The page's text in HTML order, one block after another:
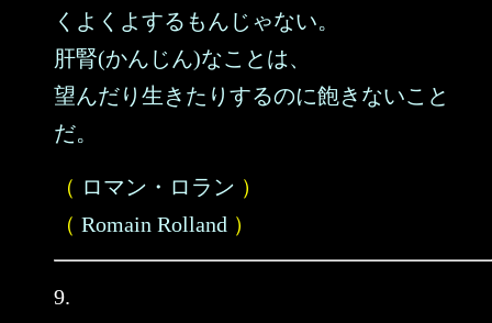
くよくよするもんじゃない。
肝腎(かんじん)なことは、
望んだり生きたりするのに飽きないこと
だ。
（ ロマン・ロラン ）
（ Romain Rolland ）
9.